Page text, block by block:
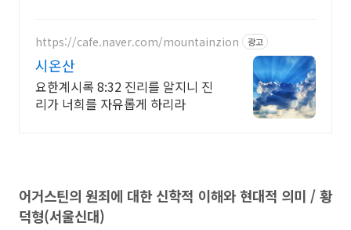
https://cafe.naver.com/mountainzion 광고
시온산
요한계시록 8:32 진리를 알지니 진
리가 너희를 자유롭게 하리라
어거스틴의 원죄에 대한 신학적 이해와 현대적 의미 / 황
덕형(서울신대)